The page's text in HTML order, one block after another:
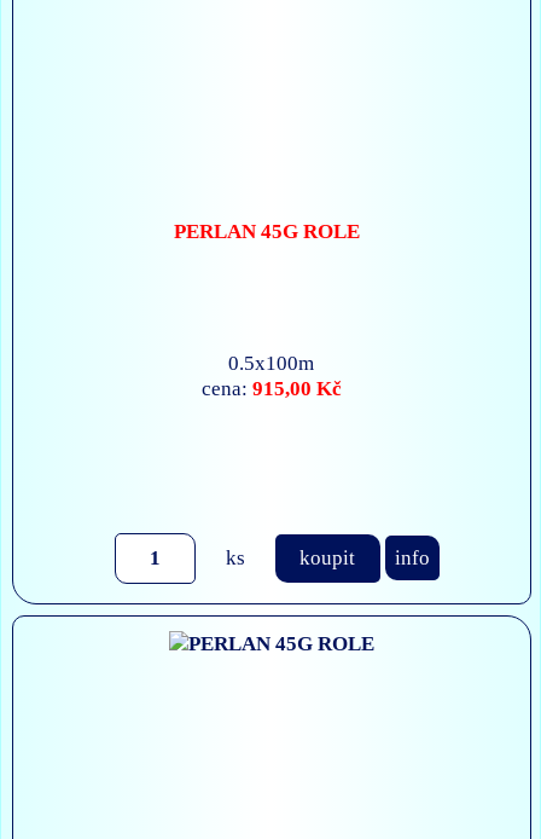
PERLAN 45G ROLE
0.5x100m
cena: 915,00 Kč
ks koupit info